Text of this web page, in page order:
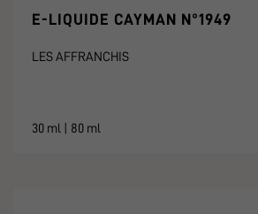
E-LIQUIDE CAYMAN N°1949
LES AFFRANCHIS
30 ml | 80 ml